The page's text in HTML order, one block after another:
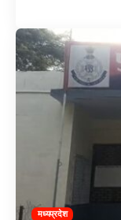
मध्यप्रदेश